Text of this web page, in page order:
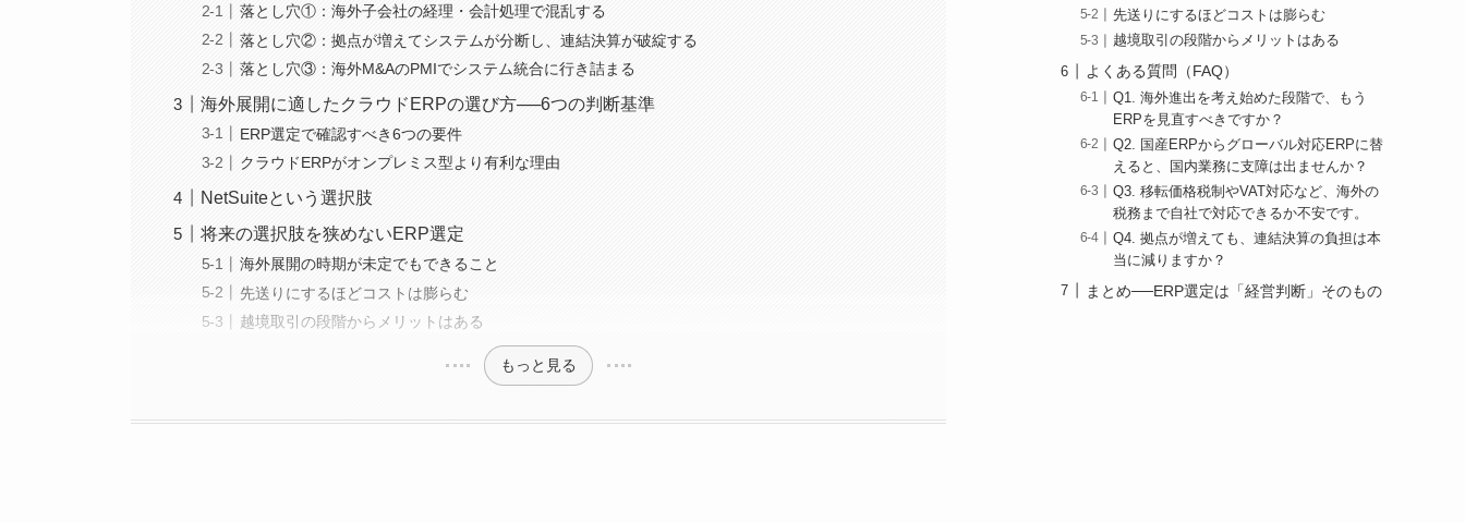
落とし穴①：海外子会社の経理・会計処理で混乱する
落とし穴②：拠点が増えてシステムが分断し、連結決算が破綻する
落とし穴③：海外M&AのPMIでシステム統合に行き詰まる
海外展開に適したクラウドERPの選び方──6つの判断基準
ERP選定で確認すべき6つの要件
クラウドERPがオンプレミス型より有利な理由
NetSuiteという選択肢
将来の選択肢を狭めないERP選定
海外展開の時期が未定でもできること
先送りにするほどコストは膨らむ
越境取引の段階からメリットはある
もっと見る
先送りにするほどコストは膨らむ
越境取引の段階からメリットはある
よくある質問（FAQ）
Q1. 海外進出を考え始めた段階で、もう
ERPを見直すべきですか？
Q2. 国産ERPからグローバル対応ERPに替
えると、国内業務に支障は出ませんか？
Q3. 移転価格税制やVAT対応など、海外の
税務まで自社で対応できるか不安です。
Q4. 拠点が増えても、連結決算の負担は本
当に減りますか？
まとめ──ERP選定は「経営判断」そのもの